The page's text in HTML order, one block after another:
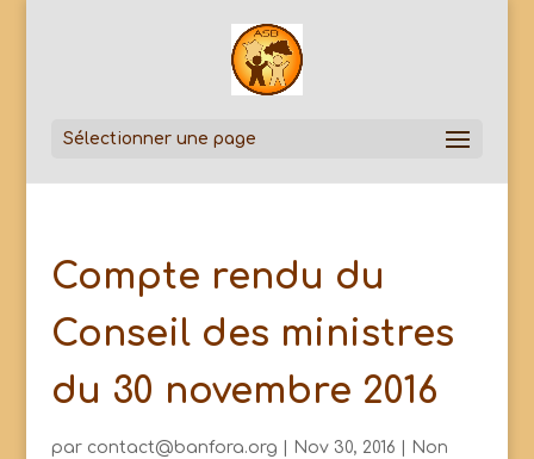
Sélectionner une page
Compte rendu du
Conseil des ministres
du 30 novembre 2016
par contact@banfora.org Nov 30, 2016
Non